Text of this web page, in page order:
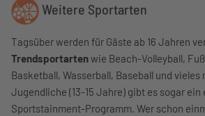
Weitere Sportarten
Tagsüber werden für Gäste ab 16 Jahren
Trendsportartenwie Beach-Volleyball,
Basketball, Wasserball, Baseball und
Jugendliche (13-15 Jahre) gibt es sogar ein
Sportstainment-Programm. Wer schon